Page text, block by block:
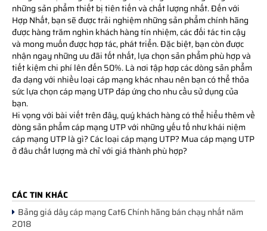
những sản phẩm thiết bị tiên tiến và chất lượng nhất. Đến với
Hợp Nhất, bạn sẽ được trải nghiệm những sản phẩm chính hãng
được hàng trăm nghìn khách hàng tín nhiệm, các đối tác tin cậy
và mong muốn được hợp tác, phát triển. Đặc biệt, bạn còn được
nhận ngay những ưu đãi tốt nhất, lựa chọn sản phẩm phù hợp và
tiết kiệm chi phí lên đến 50%. Là nơi tập hợp các dòng sản phẩm
đa dạng với nhiều loại cáp mạng khác nhau nên bạn có thể thỏa
sức lựa chọn cáp mạng UTP đáp ứng cho nhu cầu sử dụng của
bạn.
Hi vọng với bài viết trên đây, quý khách hàng có thể hiểu thêm về
dòng sản phẩm cáp mạng UTP với những yếu tố như khái niệm
cáp mạng UTP là gì? Các loại cáp mạng UTP? Mua cáp mạng UTP
ở đâu chất lượng mà chỉ với giá thành phù hợp?
CÁC TIN KHÁC
Bảng giá dây cáp mạng Cat6 Chính hãng bán chạy nhất năm
2018